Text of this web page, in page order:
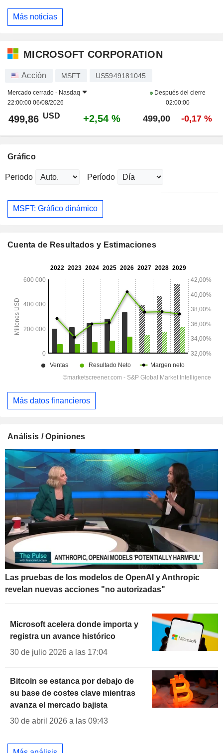
Más noticias
MICROSOFT CORPORATION
Acción MSFT US5949181045
Mercado cerrado - Nasdaq
22:00:00 06/08/2026
Después del cierre
02:00:00
499,86 USD +2,54 % 499,00 -0,17 %
Gráfico
Periodo Período
MSFT: Gráfico dinámico
Cuenta de Resultados y Estimaciones
Más datos financieros
Análisis / Opiniones
Las pruebas de los modelos de OpenAI y Anthropic
revelan nuevas acciones "no autorizadas"
Microsoft acelera donde importa y
registra un avance histórico
30 de julio 2026 a las 17:04
Bitcoin se estanca por debajo de
su base de costes clave mientras
avanza el mercado bajista
30 de abril 2026 a las 09:43